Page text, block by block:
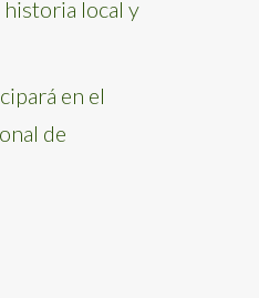
local y
en el
de